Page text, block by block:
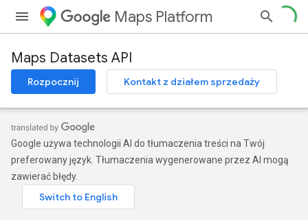
Maps Platform
Maps Datasets API
Rozpocznij Kontakt z działem sprzedaży
Google używa technologii AI do tłumaczenia treści na Twój
preferowany język. Tłumaczenia wygenerowane przez AI mogą
zawierać błędy.